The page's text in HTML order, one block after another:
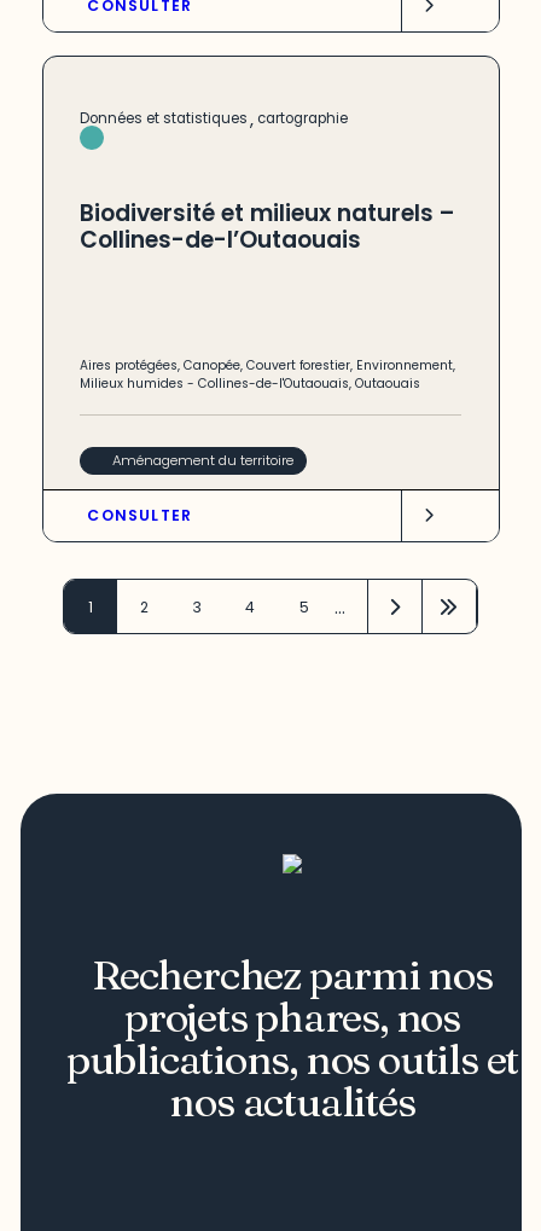
CONSULTER
Données et statistiques, cartographie
Biodiversité et milieux naturels –
Collines-de-l’Outaouais
Aires protégées,Canopée,Couvert forestier, Environnement,
Milieux humides -Collines-de-l'Outaouais,Outaouais
Aménagement du territoire
CONSULTER
1 2 3 4 5 …
Recherchez parmi nos
projets phares, nos
publications, nos outils et
nos actualités